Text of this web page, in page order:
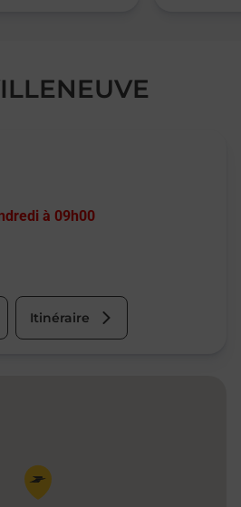
à 09h00
Itinéraire
Pin de la carte